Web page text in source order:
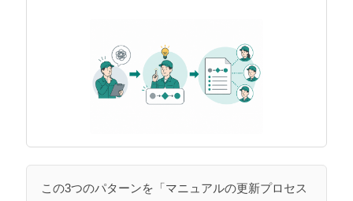
この3つのパターンを「マニュアルの更新プロセス